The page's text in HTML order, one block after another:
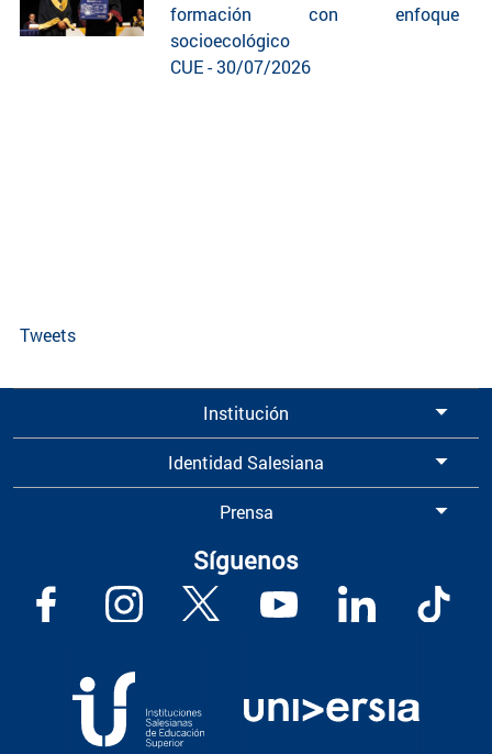
formación con enfoque
socioecológico
CUE - 30/07/2026
Tweets
Institución
Identidad Salesiana
Prensa
Síguenos